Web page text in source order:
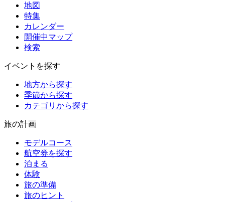
地図
特集
カレンダー
開催中マップ
検索
イベントを探す
地方から探す
季節から探す
カテゴリから探す
旅の計画
モデルコース
航空券を探す
泊まる
体験
旅の準備
旅のヒント